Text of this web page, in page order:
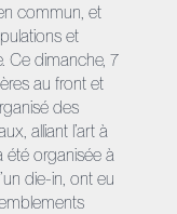
commun, et
et
Ce dimanche, 7
au front et
des
alliant l’art à
été organisée à
die-in, ont eu